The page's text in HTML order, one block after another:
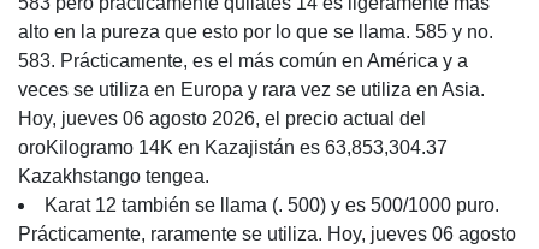
alto en la pureza que esto por lo que se llama. 585 y no.
583. Prácticamente, es el más común en América y a
veces se utiliza en Europa y rara vez se utiliza en Asia.
Hoy, jueves 06 agosto 2026, el precio actual del
oroKilogramo 14K en Kazajistán es 63,853,304.37
Kazakhstango tengea.
Karat 12 también se llama (. 500) y es 500/1000 puro.
Prácticamente, raramente se utiliza. Hoy, jueves 06 agosto